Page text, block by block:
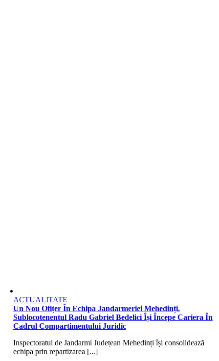
ACTUALITATE
Un Nou Ofițer În Echipa Jandarmeriei Mehedinți.
Sublocotenentul Radu Gabriel Bedelici Își Începe Cariera În
Cadrul Compartimentului Juridic
Inspectoratul de Jandarmi Județean Mehedinți își consolidează
echipa prin repartizarea [...]